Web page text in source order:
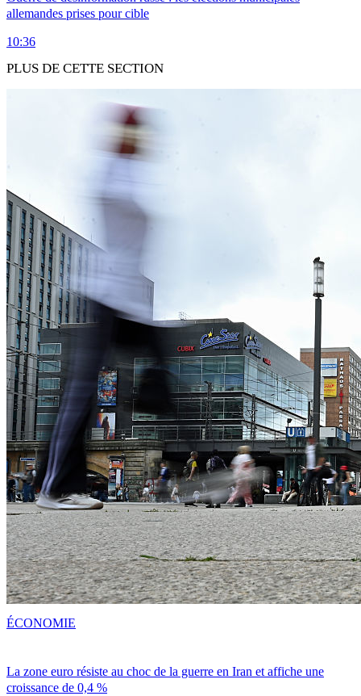
allemandes prises pour cible
10:36
PLUS DE CETTE SECTION
La zone euro résiste au choc de la guerre en Iran et affiche une
croissance de 0,4 %
ÉCONOMIE